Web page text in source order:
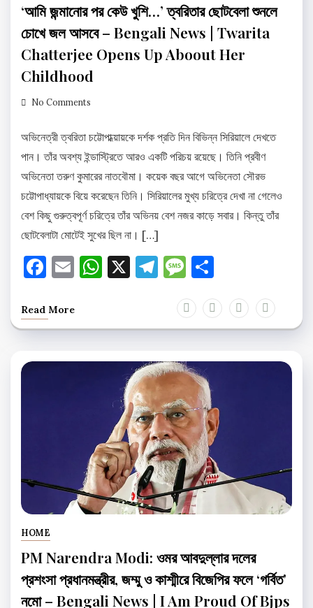
‘আমি জন্মানোর পর কেউ খুশি…’ ত্বরিতার ছোটবেলা শুনলে
চোখে জল আসবে – Bengali News | Twarita
Chatterjee Opens Up Aboout Her
Childhood
No Comments
অভিনেত্রী ত্বরিতা চট্টোপাধ্য়ায়কে দর্শক প্রতি দিন বিভিন্ন সিরিয়ালে দেখতে
পান। তাঁর অবশ্য ইন্ডাস্ট্রিতে আরও একটি পরিচয় রয়েছে। তিনি প্রবীণ
অভিনেতা তরুণ কুমারের নাতবৌমা। কয়েক বছর আগে অভিনেতা সৌরভ
চট্টোপাধ্যায়কে বিয়ে করেছেন তিনি। সিরিয়ালের মুখ্য চরিত্রে দেখা না গেলেও
বেশ কিছু গুরুত্বপূর্ণ চরিত্রে তাঁর অভিনয় বেশ নজর কাড়ে সবার। কিন্তু তাঁর
ছোটবেলাটা মোটেই সুখের ছিল না। […]
Facebook
EmailWhatsApp
X Telegram
Message
Read More
HOME
PM Narendra Modi: ওমর আবদুল্লার দলের
প্রশংসা প্রধানমন্ত্রীর, জম্মু ও কাশ্মীরে বিজেপির ফলে ‘গর্বিত’
নমো – Bengali News | I Am Proud Of Bjps